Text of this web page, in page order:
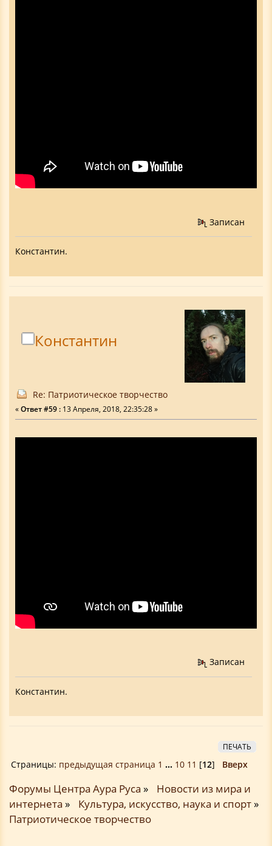
Записан
Константин.
Константин
Re: Патриотическое творчество
«Ответ #59 : 13 Апреля, 2018, 22:35:28 »
Записан
Константин.
ПЕЧАТЬ
Страницы: предыдущая страница 1 ... 10 11 [12] Вверх
Форумы Центра Аура Руса »
Новости из мира и
интернета » Культура, искусство, наука и спорт»
Патриотическое творчество